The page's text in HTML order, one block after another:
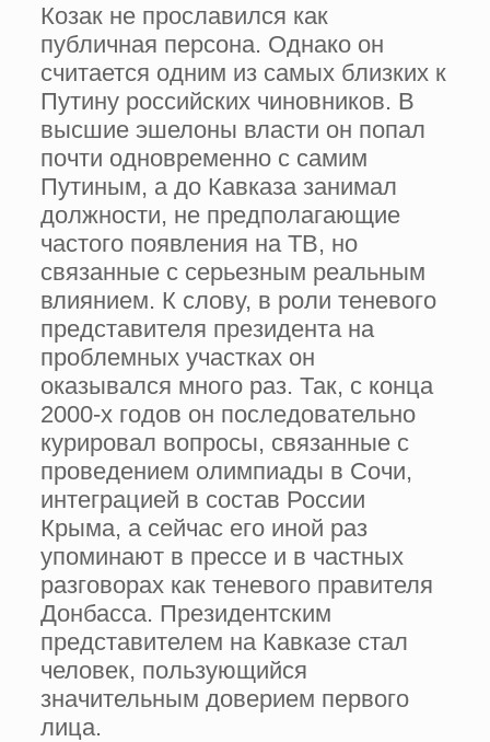
Козак не прославился как
публичная персона. Однако он
считается одним из самых близких к
Путину российских чиновников. В
высшие эшелоны власти он попал
почти одновременно с самим
Путиным, а до Кавказа занимал
должности, не предполагающие
частого появления на ТВ, но
связанные с серьезным реальным
влиянием. К слову, в роли теневого
представителя президента на
проблемных участках он
оказывался много раз. Так, с конца
2000-х годов он последовательно
курировал вопросы, связанные с
проведением олимпиады в Сочи,
интеграцией в состав России
Крыма, а сейчас его иной раз
упоминают в прессе и в частных
разговорах как теневого правителя
Донбасса. Президентским
представителем на Кавказе стал
человек, пользующийся
значительным доверием первого
лица.